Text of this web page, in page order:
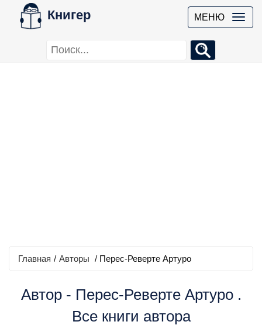
Книгер МЕНЮ
Главная / Авторы / Перес-Реверте Артуро
Автор - Перес-Реверте Артуро .
Все книги автора